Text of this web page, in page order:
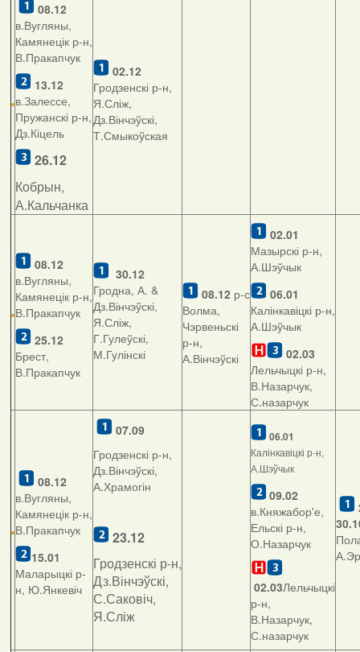
08.12
в.Вугляны,
Камянецік р-н,
В.Пракапчук
13.12
в.Залессе,
Пружанскі р-н,
Дз.Кіцель
26.12
Кобрын,
А.Кальчанка
02.12
Гродзенскі р-н,
Я.Сліж,
Дз.Вінчэўскі,
Т.Смыкоўская
08.12
в.Вугляны,
Камянецік р-н,
В.Пракапчук
25.12
Брест,
В.Пракапчук
30.12
Гродна, А. &
Дз.Вінчэўскі,
Я.Сліж,
Г.Гулеўскі,
М.Гулінскі
08.12 р-с
Волма,
Чэрвеньскі
р-н,
А.Вінчэўскі
02.01
Мазырскі р-н,
А.Шэўчык
06.01
Калінкавіцкі р-н,
А.Шэўчык
02.03
Лельчыцкі р-н,
В.Назарчук,
С.назарчук
08.12
в.Вугляны,
Камянецік р-н,
В.Пракапчук
15.01
Маларыцкі р-
н, Ю.Янкевіч
07.09
Гродзенскі р-н,
Дз.Вінчэўскі,
А.Храмогін
23.12
Гродзенскі р-н,
Дз.Вінчэўскі,
С.Саковіч,
Я.Сліж
06.01
Калінкавіцкі р-н,
А.Шэўчык
09.02
в.Княжабор'е,
Ельскі р-н,
О.Назарчук
02.03Лельчыцкі
р-н,
В.Назарчук,
С.назарчук